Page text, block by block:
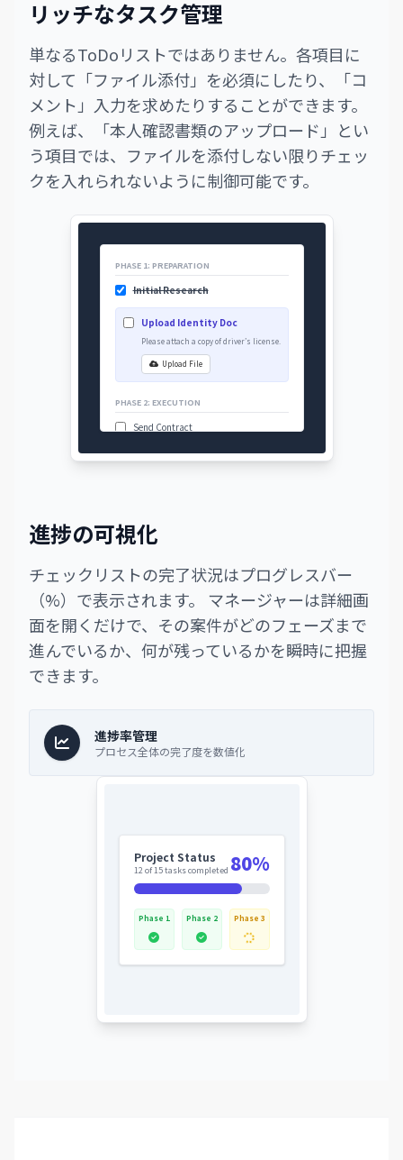
PHASE 1: PREPARATION
Initial Research
Upload Identity Doc
Please attach a copy of driver’s license.
Upload File
PHASE 2: EXECUTION
Send Contract
リッチなタスク管理
単なるToDoリストではありません。各項目に
対して「ファイル添付」を必須にしたり、「コ
メント」入力を求めたりすることができます。
例えば、「本人確認書類のアップロード」とい
う項目では、ファイルを添付しない限りチェッ
クを入れられないように制御可能です。
進捗の可視化
チェックリストの完了状況はプログレスバー
（%）で表示されます。 マネージャーは詳細画
面を開くだけで、その案件がどのフェーズまで
進んでいるか、何が残っているかを瞬時に把握
できます。
進捗率管理
プロセス全体の完了度を数値化
Project Status
12 of 15 tasks completed 80%
Phase 1 Phase 2 Phase 3